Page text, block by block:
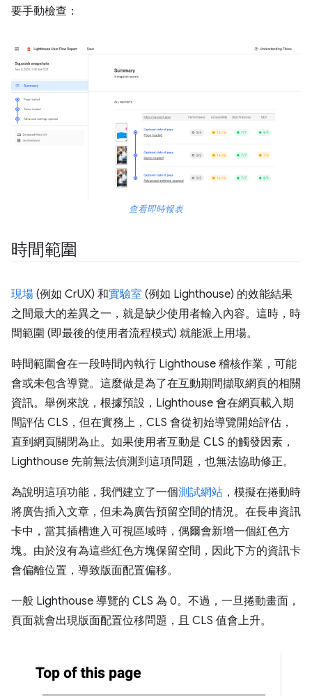
要手動檢查：
查看即時報表
時間範圍
現場 (例如 CrUX) 和實驗室 (例如 Lighthouse) 的效能結果
之間最大的差異之一，就是缺少使用者輸入內容。這時，時
間範圍 (即最後的使用者流程模式) 就能派上用場。
時間範圍會在一段時間內執行 Lighthouse 稽核作業，可能
會或未包含導覽。這麼做是為了在互動期間擷取網頁的相關
資訊。舉例來說，根據預設，Lighthouse 會在網頁載入期
間評估 CLS，但在實務上，CLS 會從初始導覽開始評估，
直到網頁關閉為止。如果使用者互動是 CLS 的觸發因素，
Lighthouse 先前無法偵測到這項問題，也無法協助修正。
為說明這項功能，我們建立了一個測試網站 ，模擬在捲動時
將廣告插入文章，但未為廣告預留空間的情況。在長串資訊
卡中，當其插槽進入可視區域時，偶爾會新增一個紅色方
塊。由於沒有為這些紅色方塊保留空間，因此下方的資訊卡
會偏離位置，導致版面配置偏移。
一般 Lighthouse 導覽的 CLS 為 0。不過，一旦捲動畫面，
頁面就會出現版面配置位移問題，且 CLS 值會上升。